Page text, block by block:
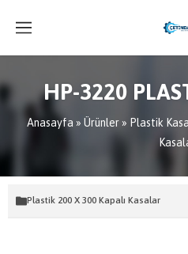
HP-3220
Anasayfa » Ürünler» Plastik
Plastik 200 X 300 Kapalı Kasalar